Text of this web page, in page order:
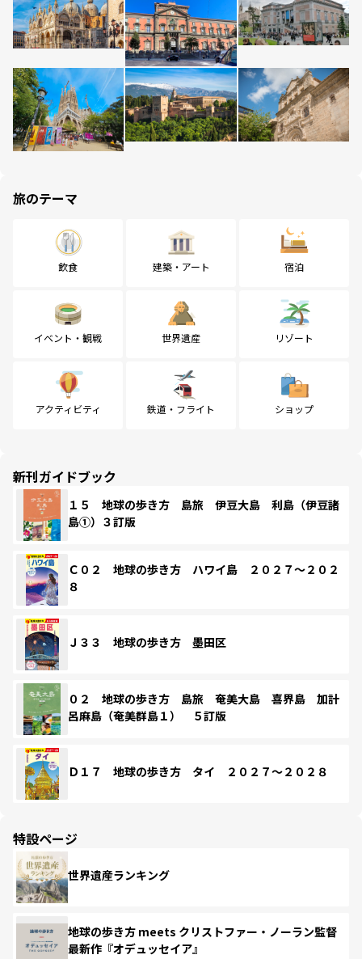
旅のテーマ
飲食 建築・アート 宿泊
イベント・観戦 世界遺産 リゾート
アクティビティ 鉄道・フライト ショップ
新刊ガイドブック
１５ 地球の歩き方 島旅 伊豆大島 利島（伊豆諸
島①）３訂版
Ｃ０２ 地球の歩き方 ハワイ島 ２０２７～２０２
８
Ｊ３３ 地球の歩き方 墨田区
０２ 地球の歩き方 島旅 奄美大島 喜界島 加計
呂麻島（奄美群島１） ５訂版
Ｄ１７ 地球の歩き方 タイ ２０２７～２０２８
特設ページ
世界遺産ランキング
地球の歩き方 meets クリストファー・ノーラン監督
最新作『オデュッセイア』